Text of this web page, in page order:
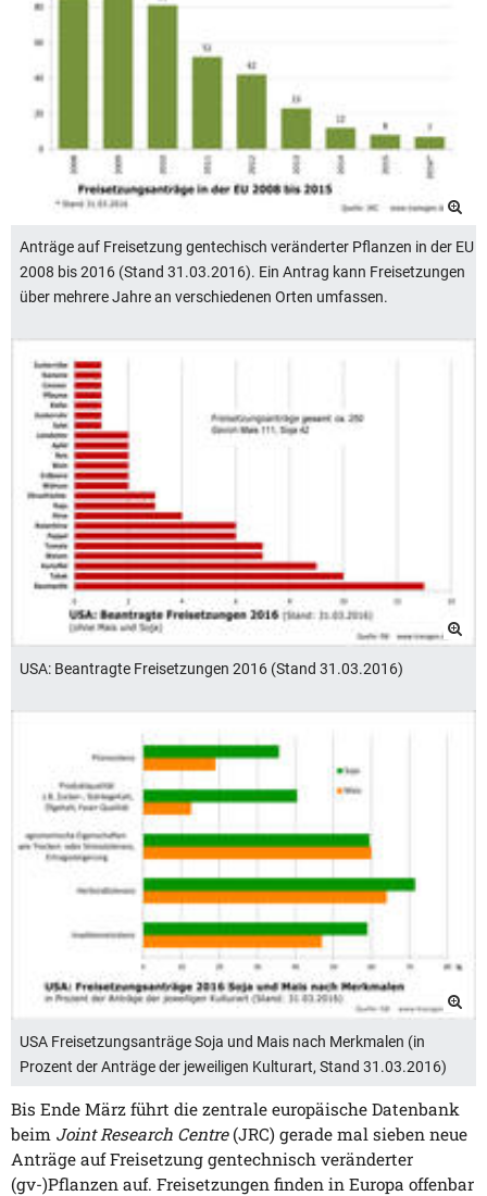
Anträge auf Freisetzung gentechisch veränderter Pflanzen in der EU
2008 bis 2016 (Stand 31.03.2016). Ein Antrag kann Freisetzungen
über mehrere Jahre an verschiedenen Orten umfassen.
USA: Beantragte Freisetzungen 2016 (Stand 31.03.2016)
USA Freisetzungsanträge Soja und Mais nach Merkmalen (in
Prozent der Anträge der jeweiligen Kulturart, Stand 31.03.2016)
Bis Ende März führt die zentrale europäische Datenbank
beim Joint Research Centre(JRC) gerade mal sieben neue
Anträge auf Freisetzung gentechnisch veränderter
(gv-)Pflanzen auf. Freisetzungen finden in Europa offenbar